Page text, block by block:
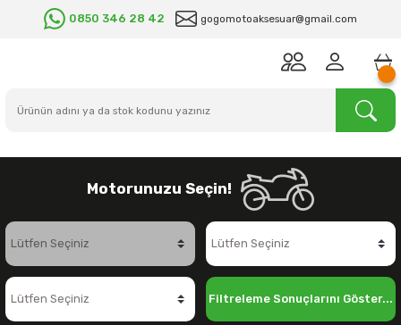
0850 346 28 42 gogomotoaksesuar@gmail.com
Motorunuzu Seçin!
Filtreleme Sonuçlarını Göster...